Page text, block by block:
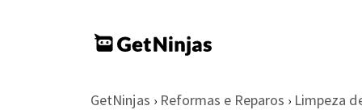
GetNinjas › Reformas e Reparos › Limpeza